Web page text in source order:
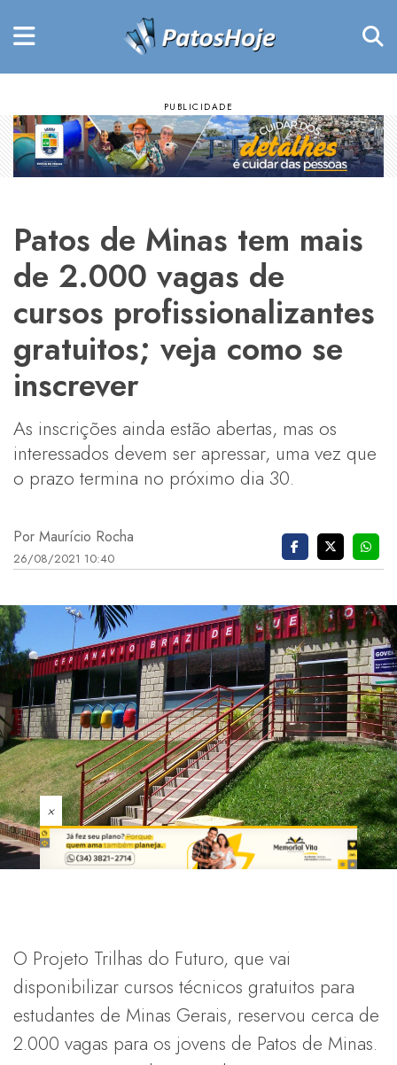
Patos de Minas tem mais
de 2.000 vagas de
cursos profissionalizantes
gratuitos; veja como se
inscrever
As inscrições ainda estão abertas, mas os
interessados devem ser apressar, uma vez que
o prazo termina no próximo dia 30.
Por Maurício Rocha
26/08/2021 10:40
×
O Projeto Trilhas do Futuro, que vai
disponibilizar cursos técnicos gratuitos para
estudantes de Minas Gerais, reservou cerca de
2.000 vagas para os jovens de Patos de Minas.